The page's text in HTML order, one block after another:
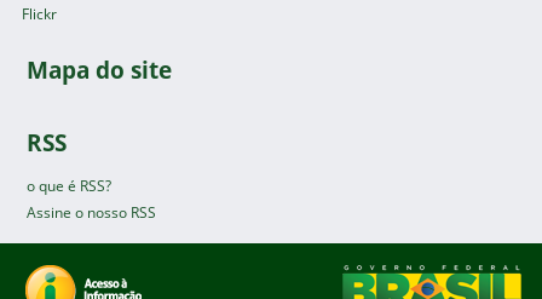
Flickr
Mapa do site
RSS
o que é RSS?
Assine o nosso RSS